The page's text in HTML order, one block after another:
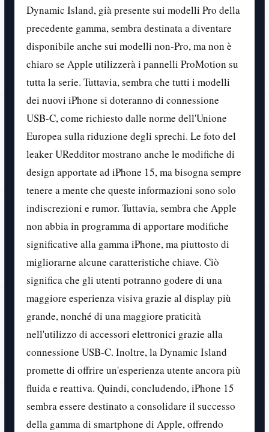
Dynamic Island, già presente sui modelli Pro della
precedente gamma, sembra destinata a diventare
disponibile anche sui modelli non-Pro, ma non è
chiaro se Apple utilizzerà i pannelli ProMotion su
tutta la serie. Tuttavia, sembra che tutti i modelli
dei nuovi iPhone si doteranno di connessione
USB-C, come richiesto dalle norme dell'Unione
Europea sulla riduzione degli sprechi. Le foto del
leaker URedditor mostrano anche le modifiche di
design apportate ad iPhone 15, ma bisogna sempre
tenere a mente che queste informazioni sono solo
indiscrezioni e rumor. Tuttavia, sembra che Apple
non abbia in programma di apportare modifiche
significative alla gamma iPhone, ma piuttosto di
migliorarne alcune caratteristiche chiave. Ciò
significa che gli utenti potranno godere di una
maggiore esperienza visiva grazie al display più
grande, nonché di una maggiore praticità
nell'utilizzo di accessori elettronici grazie alla
connessione USB-C. Inoltre, la Dynamic Island
promette di offrire un'esperienza utente ancora più
fluida e reattiva. Quindi, concludendo, iPhone 15
sembra essere destinato a consolidare il successo
della gamma di smartphone di Apple, offrendo